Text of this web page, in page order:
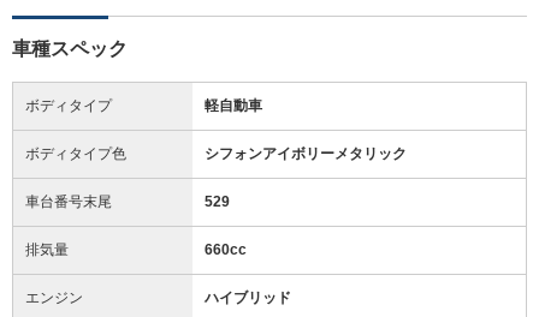
車種スペック
ボディタイプ 軽自動車
ボディタイプ色 シフォンアイボリーメタリック
車台番号末尾 529
排気量 660cc
エンジン ハイブリッド